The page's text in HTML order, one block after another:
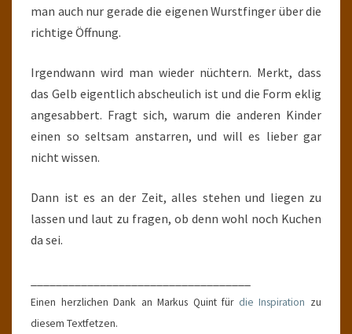
man auch nur gerade die eigenen Wurstfinger über die
richtige Öffnung.
Irgendwann wird man wieder nüchtern. Merkt, dass
das Gelb eigentlich abscheulich ist und die Form eklig
angesabbert. Fragt sich, warum die anderen Kinder
einen so seltsam anstarren, und will es lieber gar
nicht wissen.
Dann ist es an der Zeit, alles stehen und liegen zu
lassen und laut zu fragen, ob denn wohl noch Kuchen
da sei.
Einen herzlichen Dank an Markus Quint für die Inspiration zu
diesem Textfetzen.